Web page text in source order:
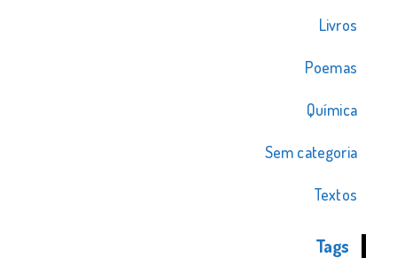
Livros
Poemas
Química
Sem categoria
Textos
Tags